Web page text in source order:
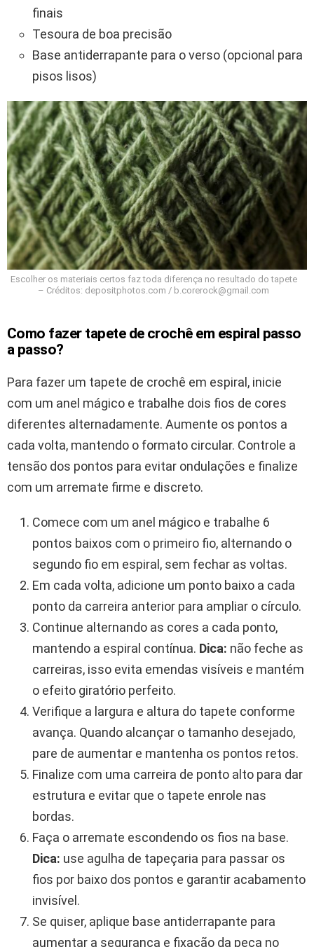
finais
Tesoura de boa precisão
Base antiderrapante para o verso (opcional para
pisos lisos)
Escolher os materiais certos faz toda diferença no resultado do tapete
– Créditos: depositphotos.com / b.corerock@gmail.com
Como fazer tapete de crochê em espiral passo
a passo?
Para fazer um tapete de crochê em espiral, inicie
com um anel mágico e trabalhe dois fios de cores
diferentes alternadamente. Aumente os pontos a
cada volta, mantendo o formato circular. Controle a
tensão dos pontos para evitar ondulações e finalize
com um arremate firme e discreto.
Comece com um anel mágico e trabalhe 6
pontos baixos com o primeiro fio, alternando o
segundo fio em espiral, sem fechar as voltas.
Em cada volta, adicione um ponto baixo a cada
ponto da carreira anterior para ampliar o círculo.
Continue alternando as cores a cada ponto,
mantendo a espiral contínua. Dica: não feche as
carreiras, isso evita emendas visíveis e mantém
o efeito giratório perfeito.
Verifique a largura e altura do tapete conforme
avança. Quando alcançar o tamanho desejado,
pare de aumentar e mantenha os pontos retos.
Finalize com uma carreira de ponto alto para dar
estrutura e evitar que o tapete enrole nas
bordas.
Faça o arremate escondendo os fios na base.
Dica: use agulha de tapeçaria para passar os
fios por baixo dos pontos e garantir acabamento
invisível.
Se quiser, aplique base antiderrapante para
aumentar a segurança e fixação da peça no